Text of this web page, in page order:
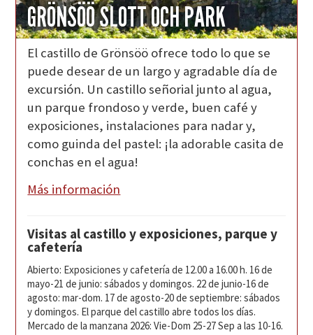
GRÖNSÖÖ SLOTT OCH PARK
El castillo de Grönsöö ofrece todo lo que se
puede desear de un largo y agradable día de
excursión. Un castillo señorial junto al agua,
un parque frondoso y verde, buen café y
exposiciones, instalaciones para nadar y,
como guinda del pastel: ¡la adorable casita de
conchas en el agua!
Más información
Visitas al castillo y exposiciones, parque y
cafetería
Abierto: Exposiciones y cafetería de 12.00 a 16.00 h. 16 de
mayo-21 de junio: sábados y domingos. 22 de junio-16 de
agosto: mar-dom. 17 de agosto-20 de septiembre: sábados
y domingos. El parque del castillo abre todos los días.
Mercado de la manzana 2026: Vie-Dom 25-27 Sep a las 10-16.